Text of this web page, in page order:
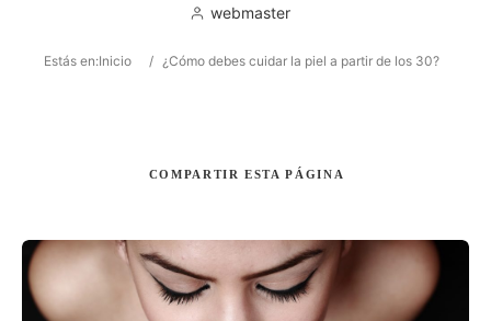
webmaster
Estás en:Inicio / ¿Cómo debes cuidar la piel a partir de los 30?
COMPARTIR ESTA PÁGINA